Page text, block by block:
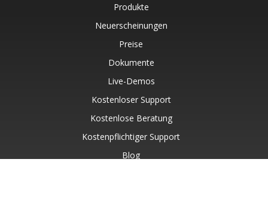
Produkte
Neuerscheinungen
Preise
Dokumente
Live-Demos
Kostenloser Support
Kostenlose Beratung
Kostenpflichtiger Support
Blog